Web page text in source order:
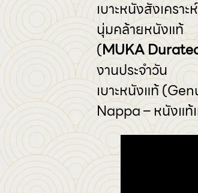
เบาะหนังสังเครา
นุ่มคล้ายหนังแท้
(MUKA
งานประจำวัน
เบาะหนังแท้
Nappa – หนังแท้